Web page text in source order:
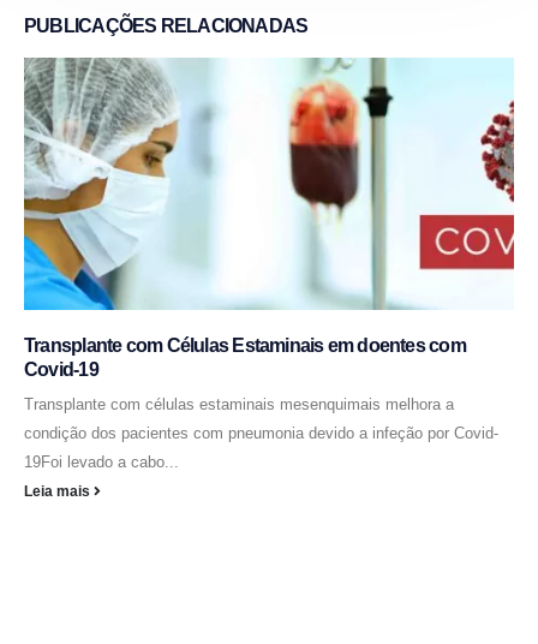
PUBLICAÇÕES RELACIONADAS
Transplante com Células Estaminais em doentes com
Covid-19
Transplante com células estaminais mesenquimais melhora a
condição dos pacientes com pneumonia devido a infeção por Covid-
19Foi levado a cabo...
Leia mais